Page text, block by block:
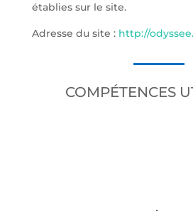
établies sur le site.
Adresse du site : http://
COMPÉTENCES